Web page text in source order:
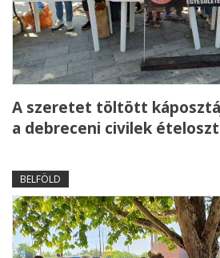
A szeretet töltött
a debreceni civilek
BELFÖLD